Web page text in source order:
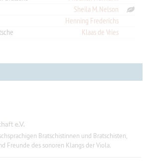
Sheila M. Nelson
Henning Frederichs
Klaas de Vries
Bratschistinnen und Bratschisten,
Freunde des sonoren Klangs der Viola.